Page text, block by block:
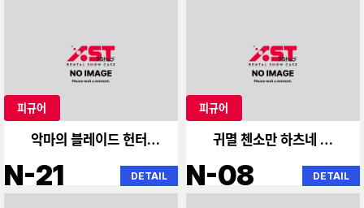
피규어
악마의 블레이드 헌터 헌
터 첸소맨
N-21 DETAIL
피규어
귀멸 첸소만 하츠네 미쿠
하츠네 미쿠
N-08 DETAIL